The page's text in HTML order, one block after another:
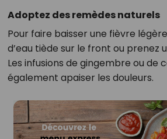
Adoptez des remèdes naturels
Pour faire baisser une fièvre
d’eau tiède sur le front ou prenez
Les infusions de gingembre ou de
également apaiser les douleurs.